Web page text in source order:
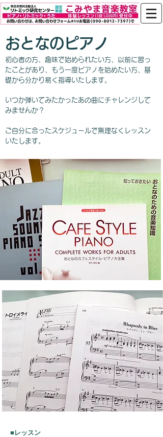
おとなのピアノ
初心者の方、趣味で始められたい方、以前に習っ
たことがあり、もう一度ピアノを始めたい方、基
礎から分かり易く指導いたします。
いつか弾いてみたかったあの曲にチャレンジして
みませんか？
​ご自分に合ったスケジュールで無理なくレッスン
いたします。
■レッスン